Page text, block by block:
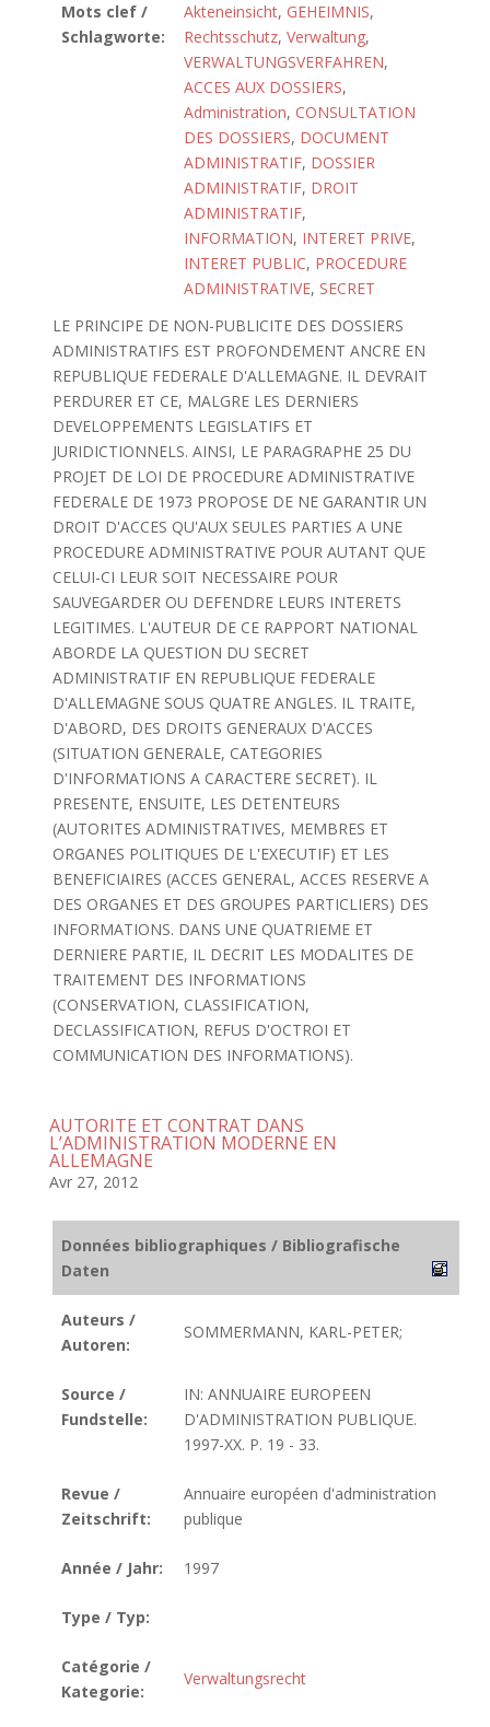
Mots clef /
Schlagworte:
Akteneinsicht, GEHEIMNIS,
Rechtsschutz, Verwaltung,
VERWALTUNGSVERFAHREN,
ACCES AUX DOSSIERS,
Administration, CONSULTATION
DES DOSSIERS, DOCUMENT
ADMINISTRATIF, DOSSIER
ADMINISTRATIF, DROIT
ADMINISTRATIF,
INFORMATION, INTERET PRIVE,
INTERET PUBLIC, PROCEDURE
ADMINISTRATIVE, SECRET
LE PRINCIPE DE NON-PUBLICITE DES DOSSIERS
ADMINISTRATIFS EST PROFONDEMENT ANCRE EN
REPUBLIQUE FEDERALE D'ALLEMAGNE. IL DEVRAIT
PERDURER ET CE, MALGRE LES DERNIERS
DEVELOPPEMENTS LEGISLATIFS ET
JURIDICTIONNELS. AINSI, LE PARAGRAPHE 25 DU
PROJET DE LOI DE PROCEDURE ADMINISTRATIVE
FEDERALE DE 1973 PROPOSE DE NE GARANTIR UN
DROIT D'ACCES QU'AUX SEULES PARTIES A UNE
PROCEDURE ADMINISTRATIVE POUR AUTANT QUE
CELUI-CI LEUR SOIT NECESSAIRE POUR
SAUVEGARDER OU DEFENDRE LEURS INTERETS
LEGITIMES. L'AUTEUR DE CE RAPPORT NATIONAL
ABORDE LA QUESTION DU SECRET
ADMINISTRATIF EN REPUBLIQUE FEDERALE
D'ALLEMAGNE SOUS QUATRE ANGLES. IL TRAITE,
D'ABORD, DES DROITS GENERAUX D'ACCES
(SITUATION GENERALE, CATEGORIES
D'INFORMATIONS A CARACTERE SECRET). IL
PRESENTE, ENSUITE, LES DETENTEURS
(AUTORITES ADMINISTRATIVES, MEMBRES ET
ORGANES POLITIQUES DE L'EXECUTIF) ET LES
BENEFICIAIRES (ACCES GENERAL, ACCES RESERVE A
DES ORGANES ET DES GROUPES PARTICLIERS) DES
INFORMATIONS. DANS UNE QUATRIEME ET
DERNIERE PARTIE, IL DECRIT LES MODALITES DE
TRAITEMENT DES INFORMATIONS
(CONSERVATION, CLASSIFICATION,
DECLASSIFICATION, REFUS D'OCTROI ET
COMMUNICATION DES INFORMATIONS).
AUTORITE ET CONTRAT DANS
L’ADMINISTRATION MODERNE EN
ALLEMAGNE
Avr 27, 2012
Données bibliographiques / Bibliografische
Daten
Auteurs /
Autoren:
SOMMERMANN, KARL-PETER;
Source /
Fundstelle:
IN: ANNUAIRE EUROPEEN
D'ADMINISTRATION PUBLIQUE.
1997-XX. P. 19 - 33.
Revue /
Zeitschrift:
Annuaire européen d'administration
publique
Année / Jahr: 1997
Type / Typ:
Catégorie /
Kategorie:
Verwaltungsrecht